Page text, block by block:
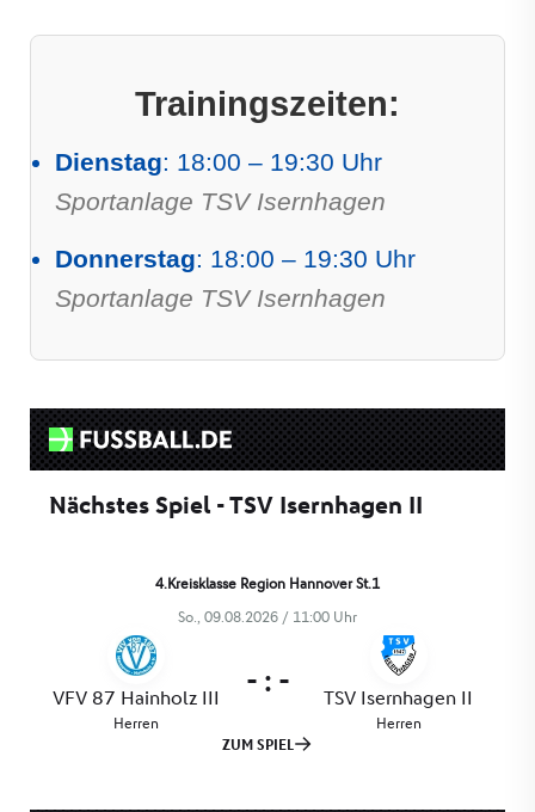
Trainingszeiten:
Dienstag: 18:00 – 19:30 Uhr
Sportanlage TSV Isernhagen
Donnerstag: 18:00 – 19:30 Uhr
Sportanlage TSV Isernhagen